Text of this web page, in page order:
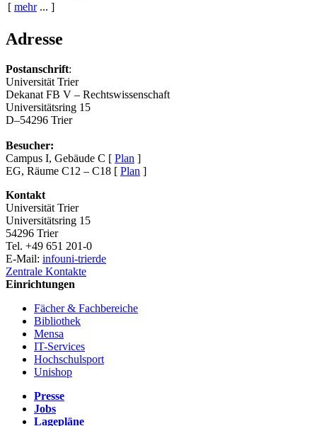
[ mehr... ]
Adresse
Postanschrift:
Universität Trier
Dekanat FB V – Rechtswissenschaft
Universitätsring 15
D–54296 Trier
Besucher:
Campus I, Gebäude C [ Plan ]
EG, Räume C12 – C18 [ Plan ]
Kontakt
Universität Trier
Universitätsring 15
54296 Trier
Tel. +49 651 201-0
E-Mail: infouni-trierde
Zentrale Kontakte
Einrichtungen
Fächer & Fachbereiche
Bibliothek
Mensa
IT-Services
Hochschulsport
Unishop
Presse
Jobs
Lagepläne